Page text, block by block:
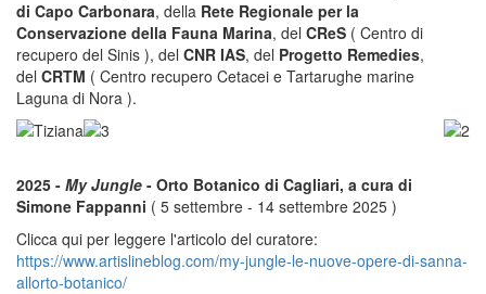
di Capo Carbonara, della Rete Regionale per la
Conservazione della Fauna Marina, del CReS ( Centro di
recupero del Sinis ), del CNR IAS, del Progetto Remedies,
del CRTM ( Centro recupero Cetacei e Tartarughe marine
Laguna di Nora ).
2025 - My Jungle - Orto Botanico di Cagliari, a cura di
Simone Fappanni ( 5 settembre - 14 settembre 2025 )
Clicca qui per leggere l'articolo del curatore:
https://www.artislineblog.com/my-jungle-le-nuove-opere-di-sanna-
allorto-botanico/